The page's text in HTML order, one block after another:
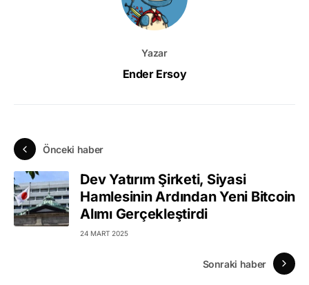
Yazar
Ender Ersoy
Önceki haber
Dev Yatırım Şirketi, Siyasi
Hamlesinin Ardından Yeni Bitcoin
Alımı Gerçekleştirdi
24 MART 2025
Sonraki haber